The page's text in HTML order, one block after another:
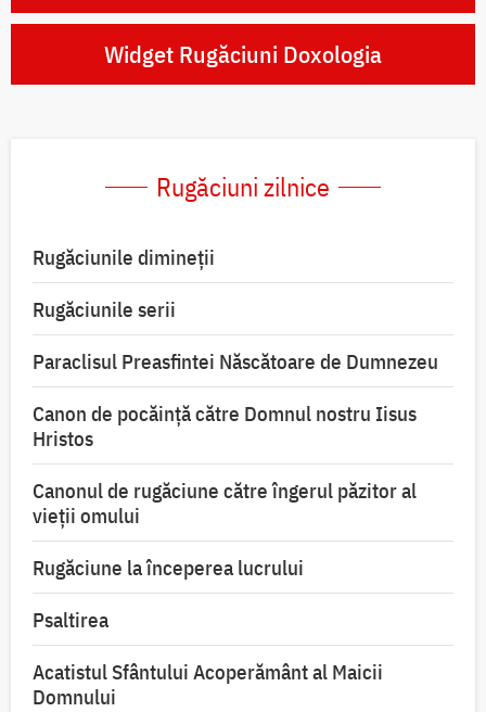
Widget Rugăciuni Doxologia
Rugăciuni zilnice
Rugăciunile dimineții
Rugăciunile serii
Paraclisul Preasfintei Născătoare de Dumnezeu
Canon de pocăință către Domnul nostru Iisus
Hristos
Canonul de rugăciune către îngerul păzitor al
vieții omului
Rugăciune la începerea lucrului
Psaltirea
Acatistul Sfântului Acoperământ al Maicii
Domnului